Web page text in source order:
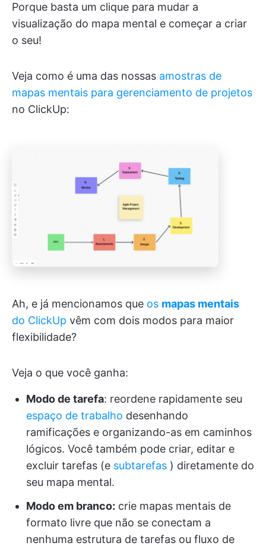
Porque basta um clique para mudar a
visualização do mapa mental e começar a criar
o seu!
Veja como é uma das nossas amostras de
mapas mentais para gerenciamento de projetos
no ClickUp:
Ah, e já mencionamos que os mapas mentais
do ClickUp vêm com dois modos para maior
flexibilidade?
Veja o que você ganha:
Modo de tarefa: reordene rapidamente seu
espaço de trabalho desenhando
ramificações e organizando-as em caminhos
lógicos. Você também pode criar, editar e
excluir tarefas (e subtarefas ) diretamente do
seu mapa mental.
Modo em branco: crie mapas mentais de
formato livre que não se conectam a
nenhuma estrutura de tarefas ou fluxo de